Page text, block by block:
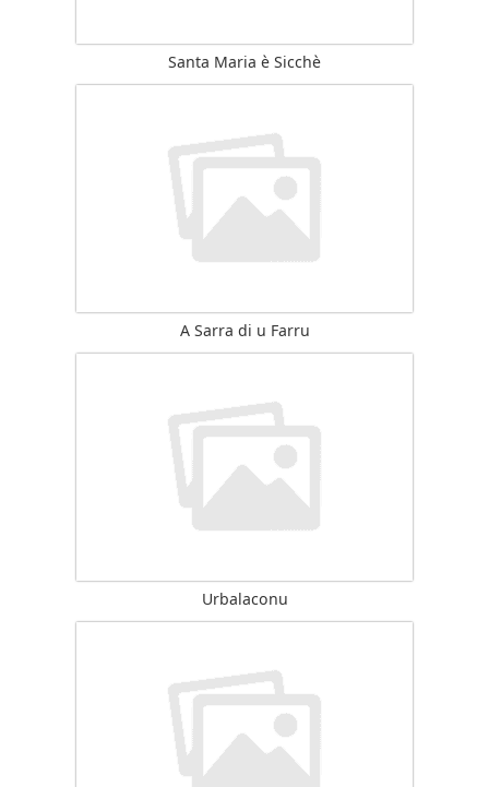
Santa Maria è Sicchè
A Sarra di u Farru
Urbalaconu